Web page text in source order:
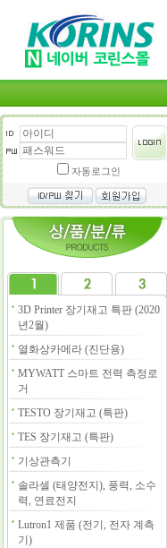
자동로그인
3D Printer 장기재고 특판 (2020
년2월)
열화상카메라 (진단용)
MYWATT 스마트 전력 측정로
거
TESTO 장기재고 (특판)
TES 장기재고 (특판)
기상관측기
솔라셀 (태양전지), 풍력, 소수
력, 연료전지
Lutron1 제품 (전기, 전자 계측
기)